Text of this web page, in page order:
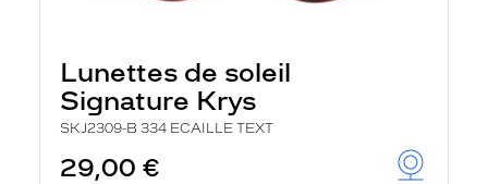
Lunettes de soleil
Signature Krys
SKJ2309-B 334 ECAILLE TEXT
29,00 €